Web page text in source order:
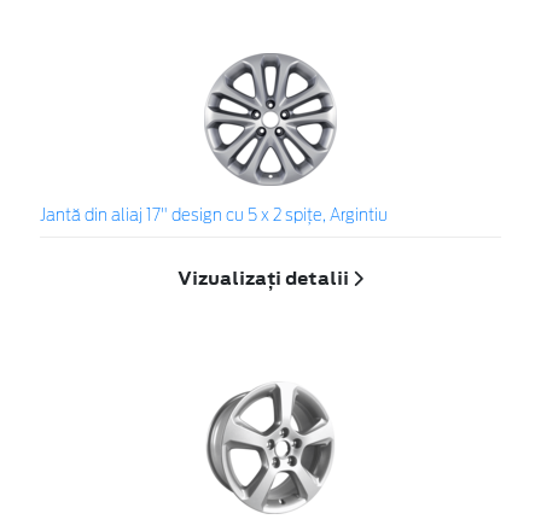
Jantă din aliaj 17" design cu 5 x 2 spiţe, Argintiu
Vizualizați detalii